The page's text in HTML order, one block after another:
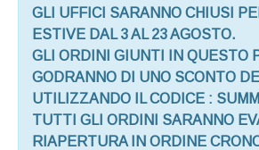
GLI UFFICI SARANNO CHIUSI
ESTIVE DAL 3 AL 23 AGOSTO.
GLI ORDINI GIUNTI IN QUESTO
GODRANNO DI UNO SCONTO
UTILIZZANDO IL CODICE :
TUTTI GLI ORDINI SARANNO
RIAPERTURA IN ORDINE